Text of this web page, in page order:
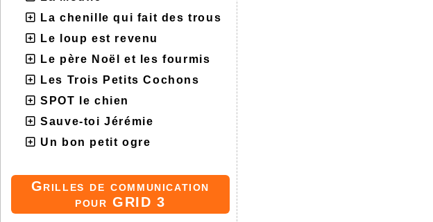
La chenille qui fait des trous
Le loup est revenu
Le père Noël et les fourmis
Les Trois Petits Cochons
SPOT le chien
Sauve-toi Jérémie
Un bon petit ogre
Grilles de communication
pour GRID 3